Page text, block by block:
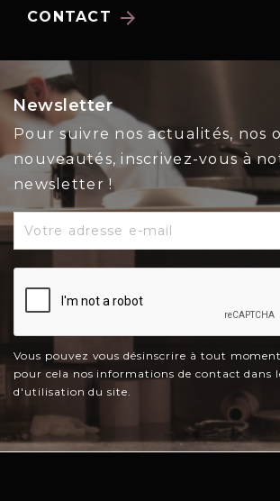
CONTACT arrow_forward
Newsletter
Pour suivre nos actualités, nos
nouveautés, inscrivez-vous à
newsletter !
Vous pouvez vous désinscrire à tout
pour cela nos informations de contact dans
d'utilisation du site.